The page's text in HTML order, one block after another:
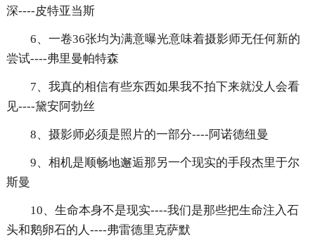
深----皮特亚当斯
6、一卷36张均为满意曝光意味着摄影师无任何新的
尝试----弗里曼帕特森
7、我真的相信有些东西如果我不拍下来就没人会看
见----黛安阿勃丝
8、摄影师必须是照片的一部分----阿诺德纽曼
9、相机是顺畅地邂逅那另一个现实的手段杰里于尔
斯曼
10、生命本身不是现实----我们是那些把生命注入石
头和鹅卵石的人----弗雷德里克萨默